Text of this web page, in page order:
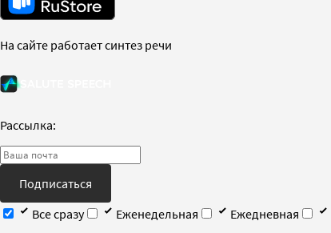
На сайте работает синтез речи
Рассылка:
Подписаться
Все сразу
Еженедельная Ежедневная